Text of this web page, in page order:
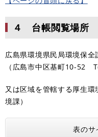
４ 台帳閲覧場所
広島県環境県民局環境保全
（広島市中区基町10-52
又は区域を管轄する厚生
境課）
表のサ